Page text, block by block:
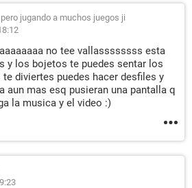
jugando a muchos juegos ji
no tee vallassssssss esta
y los bojetos te puedes sentar los
diviertes puedes hacer desfiles y
aun mas esq pusieran una pantalla q
la musica y el video :)